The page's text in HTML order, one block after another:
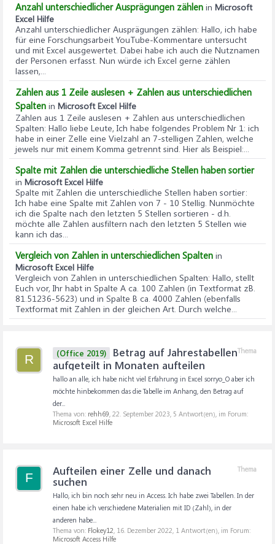
Anzahl unterschiedlicher Ausprägungen zählen in Microsoft
Excel Hilfe
Anzahl unterschiedlicher Ausprägungen zählen: Hallo, ich habe
für eine Forschungsarbeit YouTube-Kommentare untersucht
und mit Excel ausgewertet. Dabei habe ich auch die Nutznamen
der Personen erfasst. Nun würde ich Excel gerne zählen
lassen,...
Zahlen aus 1 Zeile auslesen + Zahlen aus unterschiedlichen
Spalten in Microsoft Excel Hilfe
Zahlen aus 1 Zeile auslesen + Zahlen aus unterschiedlichen
Spalten: Hallo liebe Leute, Ich habe folgendes Problem Nr 1: ich
habe in einer Zelle eine Vielzahl an 7-stelligen Zahlen, welche
jewels nur mit einem Komma getrennt sind. Hier als Beispiel:...
Spalte mit Zahlen die unterschiedliche Stellen haben sortier
in Microsoft Excel Hilfe
Spalte mit Zahlen die unterschiedliche Stellen haben sortier:
Ich habe eine Spalte mit Zahlen von 7 - 10 Stellig. Nunmöchte
ich die Spalte nach den letzten 5 Stellen sortieren - d.h.
möchte alle Zahlen ausfiltern nach den letzten 5 Stellen wie
kann ich das...
Vergleich von Zahlen in unterschiedlichen Spalten in
Microsoft Excel Hilfe
Vergleich von Zahlen in unterschiedlichen Spalten: Hallo, stellt
Euch vor, Ihr habt in Spalte A ca. 100 Zahlen (in Textformat zB.
81.51236-5623) und in Spalte B ca. 4000 Zahlen (ebenfalls
Textformat mit Zahlen in der gleichen Art. Durch welche...
R
Thema
(Office 2019)
Betrag auf Jahrestabellen
aufgeteilt in Monaten aufteilen
hallo an alle, ich habe nicht viel Erfahrung in Excel sorryo_O aber ich
möchte hinbekommen das die Tabelle im Anhang, den Betrag auf
der...
Thema von: rehh69, 22. September 2023, 5 Antwort(en), im Forum:
Microsoft Excel Hilfe
F
Thema
Aufteilen einer Zelle und danach
suchen
Hallo, ich bin noch sehr neu in Access. Ich habe zwei Tabellen. In der
einen habe ich verschiedene Materialien mit ID (Zahl), in der
anderen habe...
Thema von: Flokey12, 16. Dezember 2022, 1 Antwort(en), im Forum:
Microsoft Access Hilfe